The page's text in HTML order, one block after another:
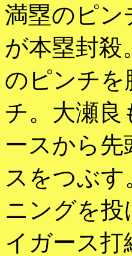
満塁のピン
が本塁封殺
のピンチを
チ。大瀬良
ースから
スをつぶ
ニングを
イガース